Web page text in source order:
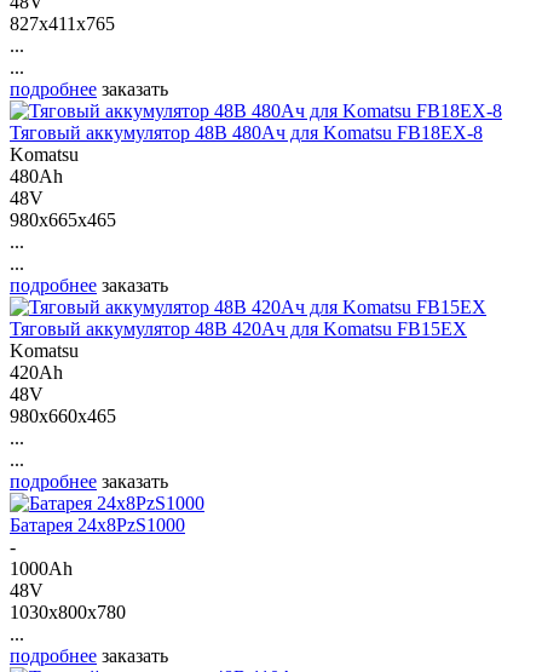
827x411x765
...
...
подробнее заказать
Тяговый аккумулятор 48В 480Ач для Komatsu FB18EX-8
Komatsu
480Ah
48V
980x665x465
...
...
подробнее заказать
Тяговый аккумулятор 48В 420Ач для Komatsu FB15EX
Komatsu
420Ah
48V
980x660x465
...
...
подробнее заказать
Батарея 24х8PzS1000
-
1000Ah
48V
1030x800x780
...
подробнее заказать